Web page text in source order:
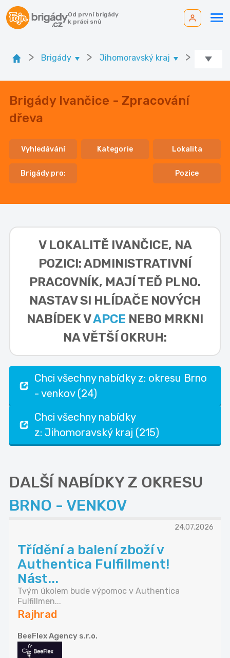
Od první brigády
k práci snů
> Brigády > Jihomoravský kraj > Ok.
Brigády Ivančice - Zpracování
dřeva
Vyhledávání Kategorie Lokalita
Brigády pro: Pozice
V LOKALITĚ IVANČICE, NA
POZICI: ADMINISTRATIVNÍ
PRACOVNÍK, MAJÍ TEĎ PLNO.
NASTAV SI HLÍDAČE NOVÝCH
NABÍDEK VAPCE NEBO MRKNI
NA VĚTŠÍ OKRUH:
Chci všechny nabídky z: okresu Brno
- venkov (24)
Chci všechny nabídky
z: Jihomoravský kraj (215)
DALŠÍ NABÍDKY Z OKRESU
BRNO - VENKOV
24.07.2026
Třídění a balení zboží v
Authentica Fulfillment!
Nást...
Tvým úkolem bude výpomoc v Authentica
Fulfillmen...
Rajhrad
BeeFlex Agency s.r.o.